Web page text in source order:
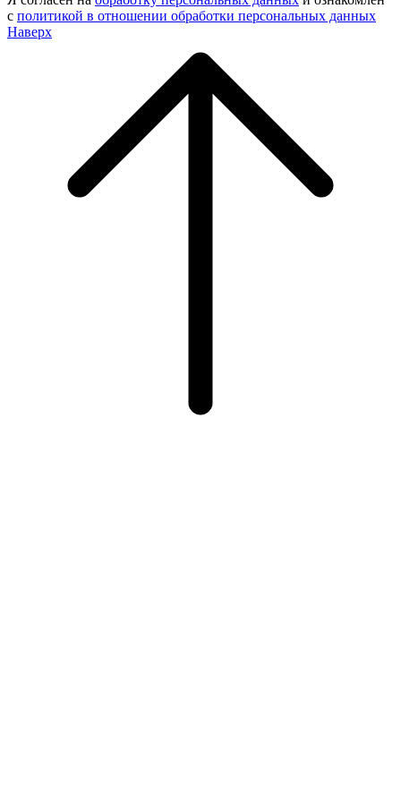
с политикой в отношении обработки персональных данных
Наверх